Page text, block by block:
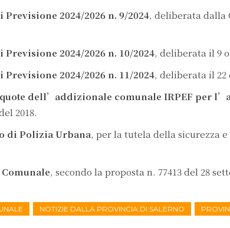
2024/2026 n. 9/2024, deliberata dalla
2024/2026 n. 10/2024, deliberata il 9
2024/2026 n. 11/2024, deliberata il 22
dell’addizionale comunale IRPEF per
2018.
di Polizia Urbana, per la tutela della sicurezza
, secondo la proposta n. 77413 del 28
NOTIZIE DALLA PROVINCIA DI SALERNO